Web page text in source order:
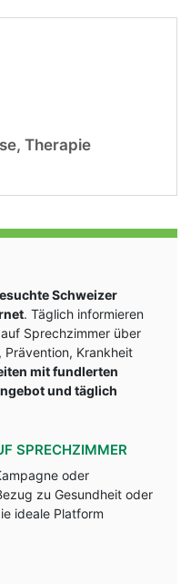
Therapie
Schweizer
. Täglich informieren
auf Sprechzimmer über
Prävention, Krankheit
mit fundlerten
und täglich
SPRECHZIMMER
oder
zu Gesundheit oder
ideale Platform